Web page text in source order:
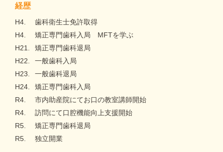
経歴
H4.
歯科衛生士免許取得
H4.
矯正専門歯科入局 MFTを学ぶ
H21.
矯正専門歯科退局
H22.
一般歯科入局
H23.
一般歯科退局
H24.
矯正専門歯科入局
R4.
市内助産院にてお口の教室講師開始
R4.
訪問にて口腔機能向上支援開始
R5.
矯正専門歯科退局
R5.
独立開業